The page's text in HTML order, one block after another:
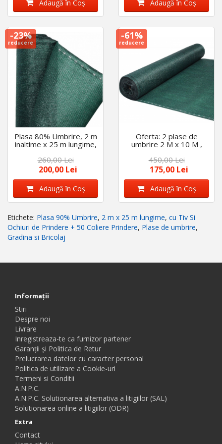
Adaugă în Coş Adaugă în Coş
-23%
reducere
Plasa 80% Umbrire, 2 m
inaltime x 25 m lungime,
cu Tiv Si Ochiuri de
Prindere, Gratuit 50
Coliere
260,00 Lei
200,00 Lei
Adaugă în Coş
-61%
reducere
Oferta: 2 plase de
umbrire 2 M x 10 M ,
GRATUIT 50 coliere de
prindere
450,00 Lei
175,00 Lei
Adaugă în Coş
Etichete: Plasa 90% Umbrire, 2 m x 25 m lungime, cu Tiv Si
Ochiuri de Prindere + 50 Coliere Prindere, Plase de umbrire,
Gradina si Bricolaj
Informaţii
Stiri
Despre noi
Livrare
Inregistreaza-te ca furnizor partener
Garanții și Politica de Retur
Prelucrarea datelor cu caracter personal
Politica de utilizare a Cookie-uri
Termeni si Conditii
A.N.P.C.
A.N.P.C. Solutionarea alternativa a litigiilor (SAL)
Solutionarea online a litigiilor (ODR)
Extra
Contact